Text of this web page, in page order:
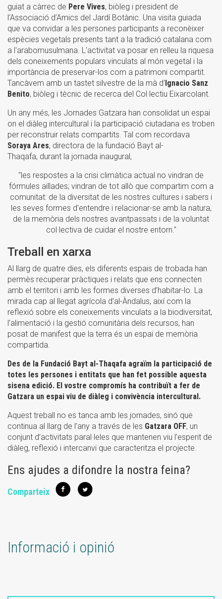
guiat a càrrec de Pere Vives, biòleg i president de
l’Associació d’Amics del Jardí Botànic. Una visita guiada
que va convidar a les persones participants a reconèixer
espècies vegetals presents tant a la tradició catalana com
a l'arabomusulmana. L'activitat va posar en relleu la riquesa
dels coneixements populars vinculats al món vegetal i la
importància de preservar-los com a patrimoni compartit.
Tancàvem amb un tastet silvestre de la mà d'Ignacio Sanz
Benito, biòleg i tècnic de recerca del Col·lectiu Eixarcolant.
Un any més, les Jornades Gatzara han consolidat un espai
on el diàleg intercultural i la participació ciutadana es troben
per reconstruir relats compartits. Tal com recordava
Soraya Ares, directora de la fundació Bayt al-
Thaqafa, durant la jornada inaugural,
"les respostes a la crisi climàtica actual no vindran de
fórmules aïllades; vindran de tot allò que compartim com a
comunitat: de la diversitat de les nostres cultures i sabers i
les seves formes d’entendre i relacionar-se amb la natura,
de la memòria dels nostres avantpassats i de la voluntat
col·lectiva de cuidar el nostre entorn."
Treball en xarxa
Al llarg de quatre dies, els diferents espais de trobada han
permès recuperar pràctiques i relats que ens connecten
amb el territori i amb les formes diverses d’habitar-lo. La
mirada cap al llegat agrícola d’al-Àndalus, així com la
reflexió sobre els coneixements vinculats a la biodiversitat,
l’alimentació i la gestió comunitària dels recursos, han
posat de manifest que la terra és un espai de memòria
compartida.
Des de la Fundació Bayt al-Thaqafa agraïm la participació de
totes les persones i entitats que han fet possible aquesta
sisena edició. El vostre compromís ha contribuït a fer de
Gatzara un espai viu de diàleg i convivència intercultural.
Aquest treball no es tanca amb les jornades, sinó que
continua al llarg de l’any a través de les Gatzara OFF, un
conjunt d’activitats paral·leles que mantenen viu l’esperit de
diàleg, reflexió i intercanvi que caracteritza el projecte.
Ens ajudes a difondre la nostra feina?
Comparteix
Informació i opinió